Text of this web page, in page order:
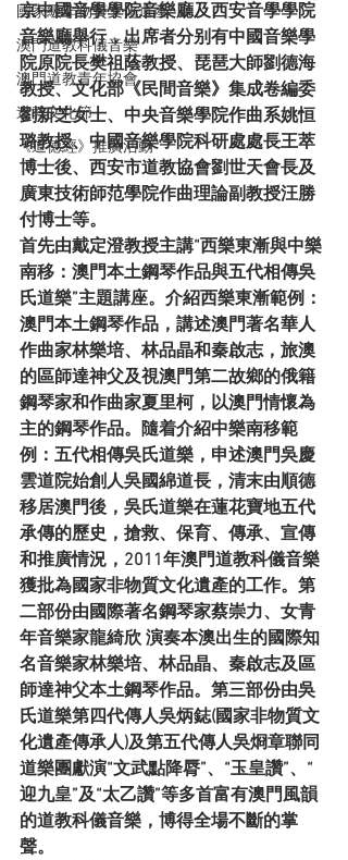
國家級非物質文化遺產
澳門道教科儀音樂
澳門道教青年協會
道教文化節
《道德經》推廣活動
京中國音學學院音樂廳及西安音學學院
音樂廳舉行，出席者分别有中國音樂學
院原院長樊祖蔭教授、琵琶大師劉德海
教授、文化部《民間音樂》集成卷編委
劉新芝女士、中央音樂學院作曲系姚恒
璐教授、中國音樂學院科研處處長王萃
博士後、西安市道教協會劉世天會長及
廣東技術師范學院作曲理論副教授汪勝
付博士等。
首先由戴定澄教授主講“西樂東漸與中樂
南移：澳門本土鋼琴作品與五代相傳吳
氏道樂”主題講座。介紹西樂東漸範例：
澳門本土鋼琴作品，講述澳門著名華人
作曲家林樂培、林品晶和秦啟志，旅澳
的區師達神父及視澳門第二故鄉的俄籍
鋼琴家和作曲家夏里柯，以澳門情懷為
主的鋼琴作品。隨着介紹中樂南移範
例：五代相傳吳氏道樂，申述澳門吳慶
雲道院始創人吳國綿道長，清末由順德
移居澳門後，吳氏道樂在蓮花寶地五代
承傳的歷史，搶救、保育、傳承、宣傳
和推廣情況，2011年澳門道教科儀音樂
獲批為國家非物質文化遺產的工作。第
二部份由國際著名鋼琴家蔡崇力、女青
年音樂家龍綺欣 演奏本澳出生的國際知
名音樂家林樂培、林品晶、秦啟志及區
師達神父本土鋼琴作品。第三部份由吳
氏道樂第四代傳人吳炳鋕(國家非物質文
化遺產傳承人)及第五代傳人吳烱章聯同
道樂團獻演“文武點降脣”、“玉皇讚”、“
迎九皇”及“太乙讚”等多首富有澳門風韻
的道教科儀音樂，博得全場不斷的掌
聲。